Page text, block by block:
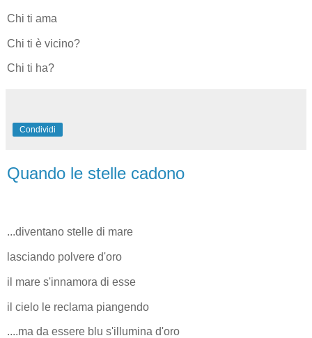
Chi ti ama
Chi ti è vicino?
Chi ti ha?
Condividi
Quando le stelle cadono
...diventano stelle di mare
lasciando polvere d'oro
il mare s'innamora di esse
il cielo le reclama piangendo
....ma da essere blu s'illumina d'oro